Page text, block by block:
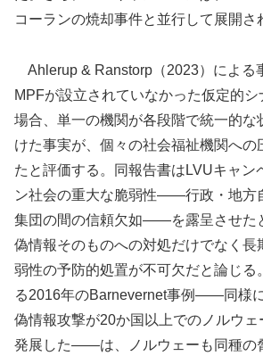
コーランの焼却事件と並行して展開さ
Ahlerup & Ranstorp（2023）による
MPFが設立されていなかった仮定的シ
場合、単一の機関が各段階で統一的な
けた事実が、個々の社会福祉機関への
たと評価する。同報告書はLVUキャン
ン社会の重大な脆弱性——行政・地方
集団の間の信頼欠如——を露呈させた
偽情報そのものへの対処だけでなく長
弱性の予防的処置が不可欠だと論じる
る2016年のBarnevernet事例——同様
偽情報攻撃が20か国以上でのノルウェ
発展した——は、ノルウェーも同種の